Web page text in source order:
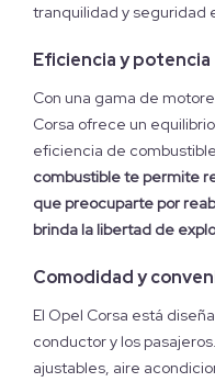
tranquilidad y seguridad
Eficiencia y potencia
Con una gama de
Corsa ofrece un
eficiencia de
combustible te permite
que preocuparte por
brinda la libertad de
Comodidad y
El Opel Corsa está
conductor y los
ajustables, aire